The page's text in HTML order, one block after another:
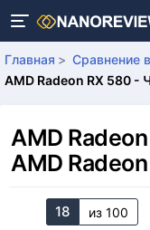
Главная Сравнение
AMD Radeon RX 580 -
AMD
AMD
18 из 100